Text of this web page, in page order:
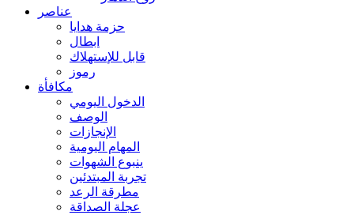
عناصر
حزمة هدايا
ابطال
قابل للإستهلاك
رموز
مكافأة
الدخول اليومي
الوصف
الإنجازات
المهام اليومية
ينبوع الشهوات
تجربة المبتدئين
مطرقة الرعد
عجلة الصداقة